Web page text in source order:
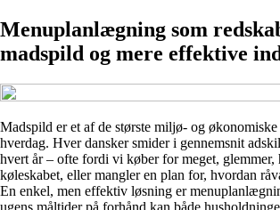
Menuplanlægning som
madspild og mere effektive
Madspild er et af de største miljø- og
hverdag. Hver dansker smider i gennemsnit
hvert år – ofte fordi vi køber for meget, glemmer,
køleskabet, eller mangler en plan for, hvordan
En enkel, men effektiv løsning er
ugens måltider på forhånd kan både